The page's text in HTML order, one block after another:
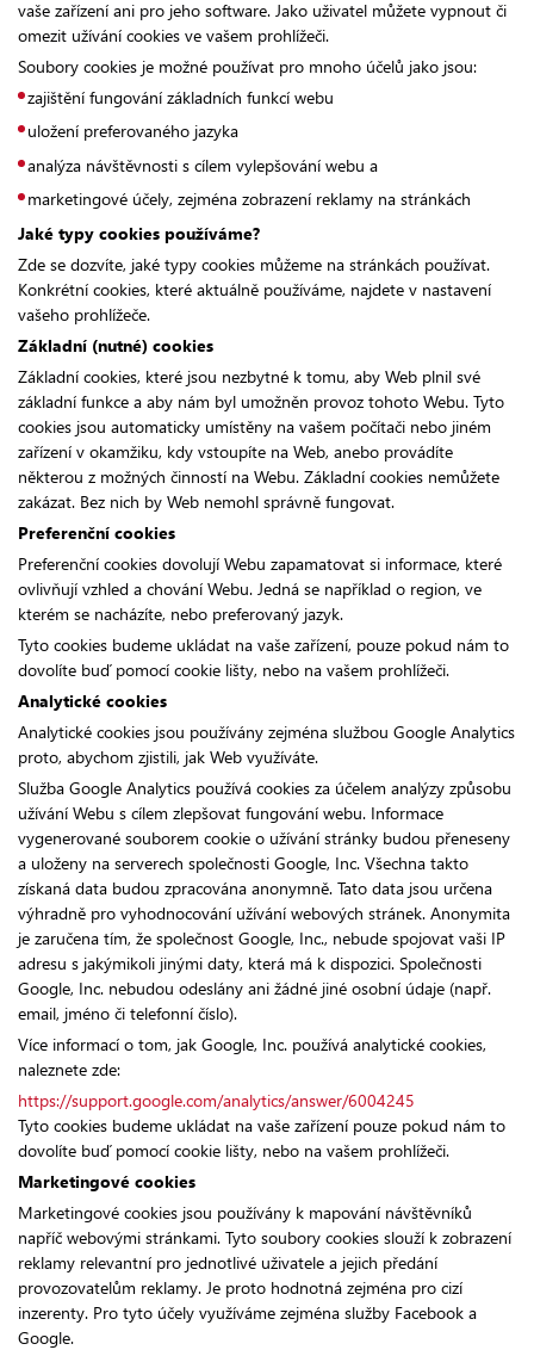
vaše zařízení ani pro jeho software. Jako uživatel můžete vypnout či
omezit užívání cookies ve vašem prohlížeči.
Soubory cookies je možné používat pro mnoho účelů jako jsou:
zajištění fungování základních funkcí webu
uložení preferovaného jazyka
analýza návštěvnosti s cílem vylepšování webu a
marketingové účely, zejména zobrazení reklamy na stránkách
Jaké typy cookies používáme?
Zde se dozvíte, jaké typy cookies můžeme na stránkách používat.
Konkrétní cookies, které aktuálně používáme, najdete v nastavení
vašeho prohlížeče.
Základní (nutné) cookies
Základní cookies, které jsou nezbytné k tomu, aby Web plnil své
základní funkce a aby nám byl umožněn provoz tohoto Webu. Tyto
cookies jsou automaticky umístěny na vašem počítači nebo jiném
zařízení v okamžiku, kdy vstoupíte na Web, anebo provádíte
některou z možných činností na Webu. Základní cookies nemůžete
zakázat. Bez nich by Web nemohl správně fungovat.
Preferenční cookies
Preferenční cookies dovolují Webu zapamatovat si informace, které
ovlivňují vzhled a chování Webu. Jedná se například o region, ve
kterém se nacházíte, nebo preferovaný jazyk.
Tyto cookies budeme ukládat na vaše zařízení, pouze pokud nám to
dovolíte buď pomocí cookie lišty, nebo na vašem prohlížeči.
Analytické cookies
Analytické cookies jsou používány zejména službou Google Analytics
proto, abychom zjistili, jak Web využíváte.
Služba Google Analytics používá cookies za účelem analýzy způsobu
užívání Webu s cílem zlepšovat fungování webu. Informace
vygenerované souborem cookie o užívání stránky budou přeneseny
a uloženy na serverech společnosti Google, Inc. Všechna takto
získaná data budou zpracována anonymně. Tato data jsou určena
výhradně pro vyhodnocování užívání webových stránek. Anonymita
je zaručena tím, že společnost Google, Inc., nebude spojovat vaši IP
adresu s jakýmikoli jinými daty, která má k dispozici. Společnosti
Google, Inc. nebudou odeslány ani žádné jiné osobní údaje (např.
email, jméno či telefonní číslo).
Více informací o tom, jak Google, Inc. používá analytické cookies,
naleznete zde:
https://support.google.com/analytics/answer/6004245
Tyto cookies budeme ukládat na vaše zařízení pouze pokud nám to
dovolíte buď pomocí cookie lišty, nebo na vašem prohlížeči.
Marketingové cookies
Marketingové cookies jsou používány k mapování návštěvníků
napříč webovými stránkami. Tyto soubory cookies slouží k zobrazení
reklamy relevantní pro jednotlivé uživatele a jejich předání
provozovatelům reklamy. Je proto hodnotná zejména pro cizí
inzerenty. Pro tyto účely využíváme zejména služby Facebook a
Google.